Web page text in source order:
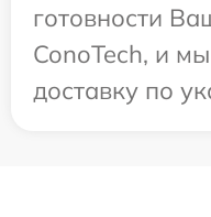
готовности
ConoTech, и
доставку по